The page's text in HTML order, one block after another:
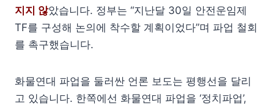
지지 않았습니다. 정부는 “지난달 30일 안전운임제
TF를 구성해 논의에 착수할 계획이었다”며 파업 철회
를 촉구했습니다.
화물연대 파업을 둘러싼 언론 보도는 평행선을 달리
고 있습니다. 한쪽에선 화물연대 파업을 ‘정치파업’,